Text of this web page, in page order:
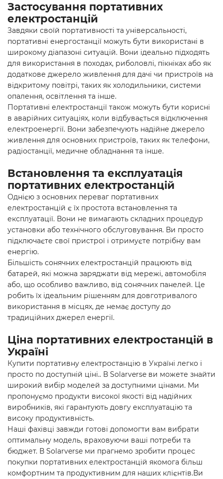
Застосування портативних
електростанцій
Завдяки своїй портативності та універсальності,
портативні енергостанції можуть бути використані в
широкому діапазоні ситуацій. Вони ідеально підходять
для використання в походах, риболовлі, пікніках або як
додаткове джерело живлення для дачі чи пристроїв на
відкритому повітрі, таких як холодильники, системи
опалення, освітлення та інше.
Портативні електростанції також можуть бути корисні
в аварійних ситуаціях, коли відбувається відключення
електроенергії. Вони забезпечують надійне джерело
живлення для основних пристроїв, таких як телефони,
радіостанції, медичне обладнання та інше.
Встановлення та експлуатація
портативних електростанцій
Однією з основних переваг портативних
електростанцій є їх простота встановлення та
експлуатації. Вони не вимагають складних процедур
установки або технічного обслуговування. Ви просто
підключаєте свої пристрої і отримуєте потрібну вам
енергію.
Більшість сонячних електростанцій працюють від
батарей, які можна заряджати від мережі, автомобіля
або, що особливо важливо, від сонячних панелей. Це
робить їх ідеальним рішенням для довготривалого
використання в місцях, де немає доступу до
традиційних джерел енергії.
Ціна портативних електростанцій в
Україні
Купити портативну електростанцію в Україні легко і
просто по доступній ціні.. В Solarverse ви можете знайти
широкий вибір моделей за доступними цінами. Ми
пропонуємо продукти високої якості від надійних
виробників, які гарантують довгу експлуатацію та
високу продуктивність.
Наші фахівці завжди готові допомогти вам вибрати
оптимальну модель, враховуючи ваші потреби та
бюджет. В Solarverse ми прагнемо зробити процес
покупки портативних електростанцій якомога більш
комфортним та продуктивним для наших клієнтів.Ви